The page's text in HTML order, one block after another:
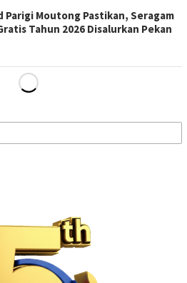
Parigi Moutong Pastikan, Seragam
Tahun 2026 Disalurkan Pekan